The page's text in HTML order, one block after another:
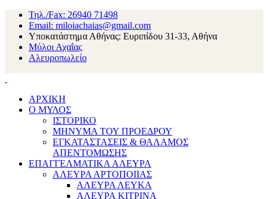
Τηλ./Fax: 26940 71498
Email: miloiachaias@gmail.com
Υποκατάστημα Αθήνας: Ευριπίδου 31-33, Αθήνα
Μύλοι Αχαΐας
Αλευροπωλείο
ΑΡΧΙΚΗ
Ο ΜΥΛΟΣ
ΙΣΤΟΡΙΚΟ
ΜΗΝΥΜΑ ΤΟΥ ΠΡΟΕΔΡΟΥ
ΕΓΚΑΤΑΣΤΑΣΕΙΣ & ΘΑΛΑΜΟΣ
ΑΠΕΝΤΟΜΩΣΗΣ
ΕΠΑΓΓΕΛΜΑΤΙΚΑ ΑΛΕΥΡΑ
ΑΛΕΥΡΑ ΑΡΤΟΠΟΙΙΑΣ
ΑΛΕΥΡΑ ΛΕΥΚΑ
ΑΛΕΥΡΑ ΚΙΤΡΙΝΑ